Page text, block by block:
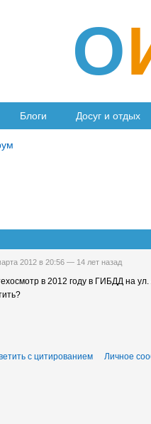
О
Блоги Досуг и отдых
2012 в 20:56 — 14 лет назад
в 2012 году в ГИБДД на
с цитированием Личное